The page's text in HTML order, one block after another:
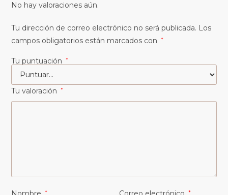
No hay valoraciones aún.
Tu dirección de correo electrónico no será publicada. Los
campos obligatorios están marcados con
*
Tu puntuación *
Tu valoración *
* *